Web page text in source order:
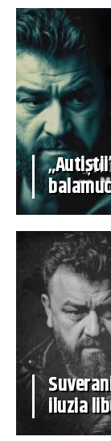
balamuc
iluzia